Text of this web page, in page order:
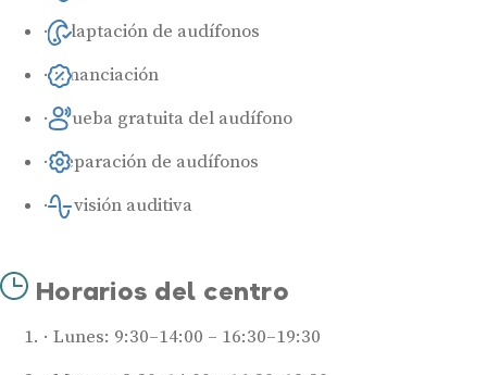
Adaptación de audífonos
Financiación
Prueba gratuita del audífono
Reparación de audífonos
Revisión auditiva
Horarios del centro
Lunes: 9:30–14:00 – 16:30–19:30